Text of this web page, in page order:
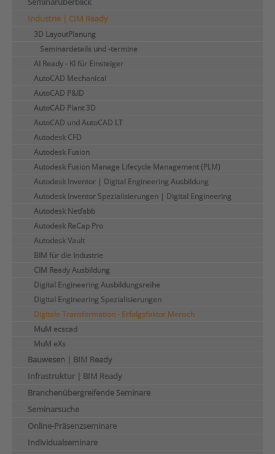
Industrie | CIM Ready
3D LayoutPlanung
Seminardetails und -termine
AI Ready - KI für Einsteiger
AutoCAD Mechanical
AutoCAD P&ID
AutoCAD Plant 3D
AutoCAD und AutoCAD LT
Autodesk CFD
Autodesk Fusion
Autodesk Fusion Manage Lifecycle Management (PLM)
Autodesk Inventor | Digital Engineering Ausbildung
Autodesk Inventor Spezialisierungen | Digital Engineering
Autodesk Netfabb
Autodesk ReCap Pro
Autodesk Vault
BIM für die Industrie
CIM Ready Ausbildung
Digital Engineering Ausbildungsreihe
Digital Engineering Spezialisierungen
Digitale Transformation - Erfolgsfaktor Mensch
MuM ecscad
MuM eXs
Bauwesen | BIM Ready
Infrastruktur | BIM Ready
Branchenübergreifende Seminare
Seminarsuche
Online-Präsenzseminare
Individualseminare